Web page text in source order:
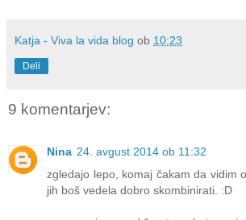
Katja - Viva la vida blog ob 10:23
Deli
9 komentarjev:
Nina 24. avgust 2014 ob 11:32
zgledajo lepo, komaj čakam da vidim
jih boš vedela dobro skombinirati. :D